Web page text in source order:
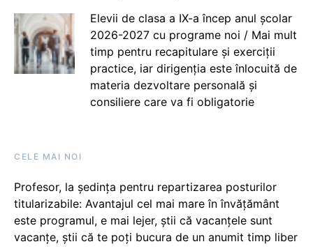
Elevii de clasa a IX-a încep anul școlar
2026-2027 cu programe noi / Mai mult
timp pentru recapitulare și exerciții
practice, iar dirigenția este înlocuită de
materia dezvoltare personală și
consiliere care va fi obligatorie
CELE MAI NOI
Profesor, la ședința pentru repartizarea posturilor
titularizabile: Avantajul cel mai mare în învățământ
este programul, e mai lejer, știi că vacanțele sunt
vacanţe, știi că te poți bucura de un anumit timp liber